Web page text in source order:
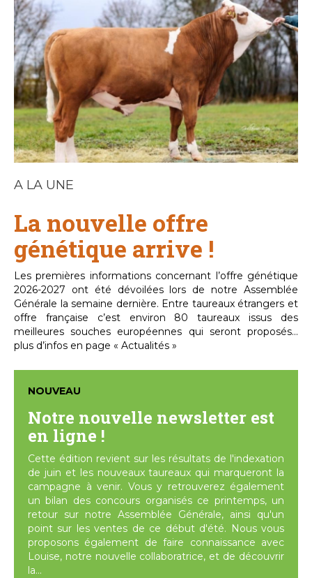
A LA UNE
La nouvelle offre
génétique arrive !
Les premières informations concernant l’offre génétique
2026-2027 ont été dévoilées lors de notre Assemblée
Générale la semaine dernière. Entre taureaux étrangers et
offre française c’est environ 80 taureaux issus des
meilleures souches européennes qui seront proposés...
plus d’infos en page « Actualités »
NOUVEAU
Notre nouvelle newsletter est
en ligne !
Cette édition revient sur les résultats de l'indexation
de juin et les nouveaux taureaux qui marqueront la
campagne à venir. Vous y retrouverez également
un bilan des concours organisés ce printemps, un
retour sur notre Assemblée Générale, ainsi qu'un
point sur les ventes de ce début d'été. Nous vous
proposons également de faire connaissance avec
Louise, notre nouvelle collaboratrice, et de découvrir
la...